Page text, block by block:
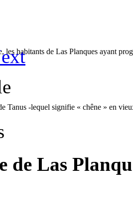
les habitants de Las Planques ayant
Tanus -lequel signifie « chêne » en
de Las